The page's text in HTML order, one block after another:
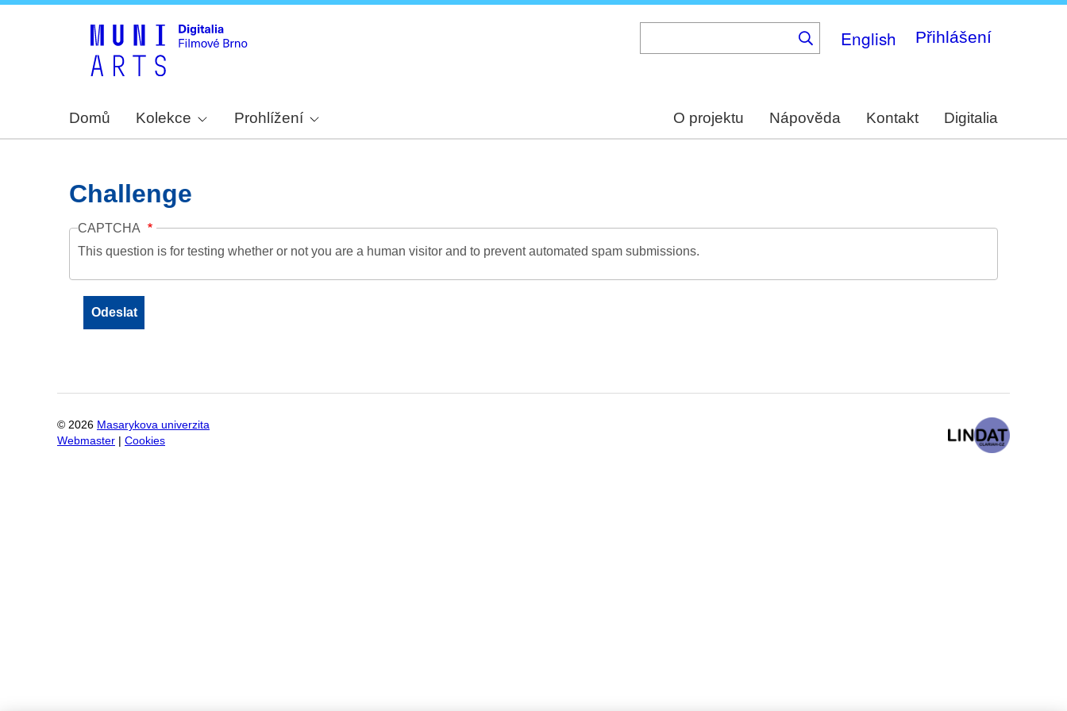
English Přihlášení
Domů Kolekce Prohlížení O projektu Nápověda Kontakt Digitalia
Challenge
CAPTCHA
This question is for testing whether or not you are a human visitor and to prevent automated spam submissions.
© 2026 Masarykova univerzita
Webmaster
Cookies